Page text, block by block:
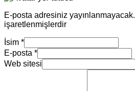
E-posta adresiniz yayınlanmayacak.
işaretlenmişlerdir
İsim *
E-posta *
Web sitesi